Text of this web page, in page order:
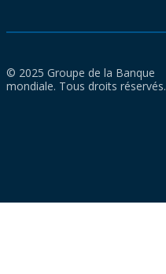
© 2025 Groupe de la Banque
mondiale. Tous droits réservés.